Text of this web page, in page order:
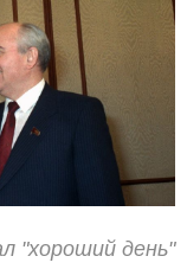
"хороший день"